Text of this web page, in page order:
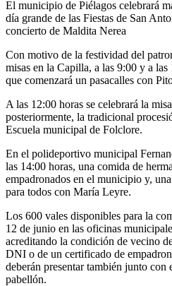
El municipio de Piélagos celebrará
día grande de las Fiestas de San
concierto de Maldita Nerea
Con motivo de la festividad del
misas en la Capilla, a las 9:00 y a
que comenzará un pasacalles con
A las 12:00 horas se celebrará la
posteriormente, la tradicional
Escuela municipal de Folclore.
En el polideportivo municipal
las 14:00 horas, una comida de
empadronados en el municipio y,
para todos con María Leyre.
Los 600 vales disponibles para la
12 de junio en las oficinas
acreditando la condición de vecino
DNI o de un certificado de
deberán presentar también junto con
pabellón.